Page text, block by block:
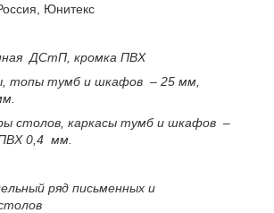
Юнитекс
ДСтП, кромка ПВХ
топы тумб и шкафов – 25 мм,
столов, каркасы тумб и шкафов –
0,4 мм.
ряд письменных и